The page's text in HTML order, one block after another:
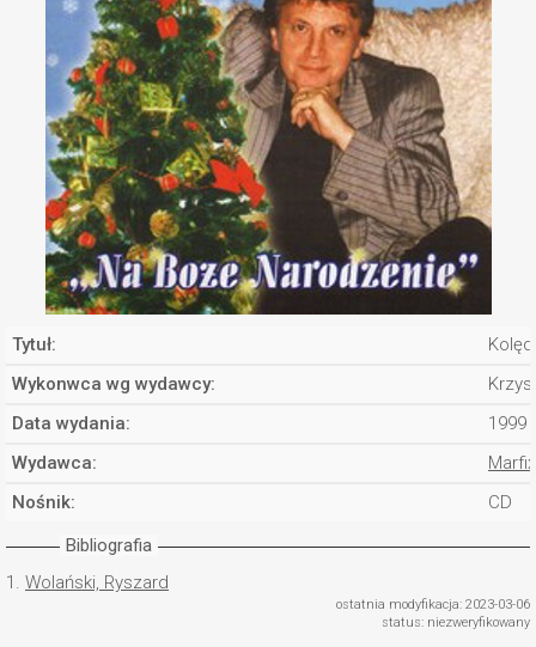
Tytuł:
Wykonwca wg wydawcy:
Data wydania:
1999
Wydawca:
Marfix
Nośnik:
CD
Bibliografia
1. Wolański, Ryszard
ostatnia modyfikacja: 2023-03-06
status: niezweryfikowany